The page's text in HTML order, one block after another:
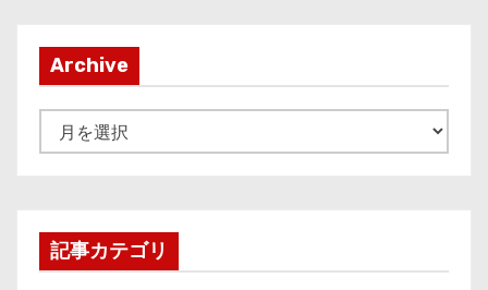
Archive
r
v
記事カテゴリ